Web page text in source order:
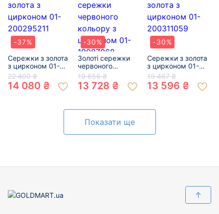
-37%
Сережки з золота
з цирконом 01-
200295211
22 400 ₴
14 080 ₴
-30%
Золоті сережки
червоного
кольору з
цирконом 01-
19087068
19 656 ₴
13 728 ₴
-30%
Сережки з золота
з цирконом 01-
200311059
19 467 ₴
13 596 ₴
Показати ще
↑